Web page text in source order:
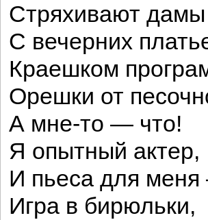
Стряхивают дамы
С вечерних
Краешком
Орешки от
А мне-то — что!
Я опытный актер,
И пьеса для
Игра в бирюльки,